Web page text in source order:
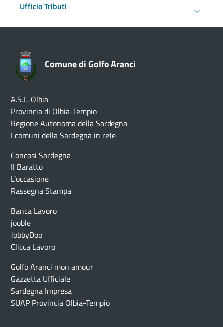
Ufficio Tributi
Comune di Golfo Aranci
A.S.L. Olbia
Provincia di Olbia-Tempio
Regione Autonoma della Sardegna
I comuni della Sardegna in rete
Concosi Sardegna
Il Baratto
L’occasione
Rassegna Stampa
Banca Lavoro
jooble
JobbyDoo
Clicca Lavoro
Golfo Aranci mon amour
Gazzetta Ufficiale
Sardegna Impresa
SUAP Provincia Olbia-Tempio